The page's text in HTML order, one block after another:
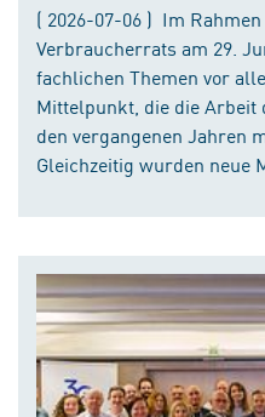
( 2026-07-06 ) Im
Verbraucherrats am 29.
fachlichen Themen vor
Mittelpunkt, die die
den vergangenen Jahren
Gleichzeitig wurden neue